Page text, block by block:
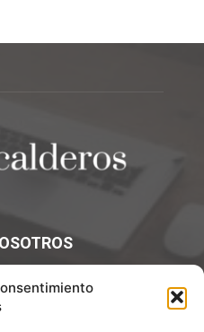
el lugar donde la
se encuentran! Sumérgete